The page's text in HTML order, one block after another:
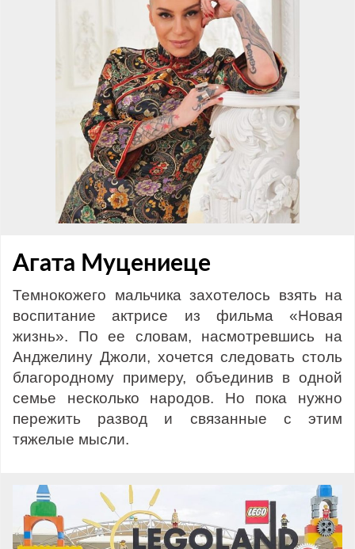
Агата Муцениеце
Темнокожего мальчика захотелось взять на
воспитание актрисе из фильма «Новая
жизнь». По ее словам, насмотревшись на
Анджелину Джоли, хочется следовать столь
благородному примеру, объединив в одной
семье несколько народов. Но пока нужно
пережить развод и связанные с этим
тяжелые мысли.